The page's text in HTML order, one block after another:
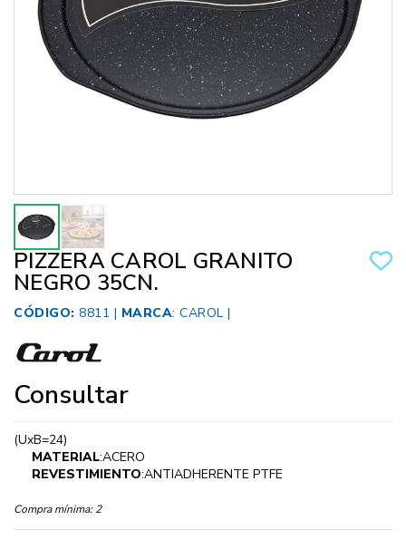
PIZZERA CAROL GRANITO
NEGRO 35CN.
CÓDIGO: 8811 | MARCA: CAROL |
Consultar
(UxB=24)
MATERIAL:ACERO
REVESTIMIENTO:ANTIADHERENTE PTFE
Compra mínima: 2